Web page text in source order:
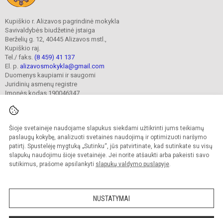
Šioje svetainėje naudojame slapukus siekdami užtikrinti jums teikiamų
paslaugų kokybę, analizuoti svetainės naudojimą ir optimizuoti naršymo
patirtį. Spustelėję mygtuką „Sutinku“, jūs patvirtinate, kad sutinkate su visų
slapukų naudojimu šioje svetainėje. Jei norite atšaukti arba pakeisti savo
sutikimus, prašome apsilankyti slapukų valdymo puslapyje.
NUSTATYMAI
Kupiškio r. Alizavos pagrindinė mokykla
Savivaldybės biudžetinė įstaiga
Berželių g. 12, 40445 Alizavos mstl.,
Kupiškio raj.
Tel./ faks. (8 459) 41 137
El. p. alizavosmokykla@gmail.com
Duomenys kaupiami ir saugomi
Juridinių asmenų registre
Įmonės kodas 190046347
© 2023. Kupiškio r. Alizavos pagrindinė mokykla. Visos teisės saugomos.
Kopijuoti turinį be raštiško įstaigos administracijos sutikimo griežtai draudžiama.
Prieinamumo paraiška Slapukų valdymas
Sumanus būdas atnaujinti